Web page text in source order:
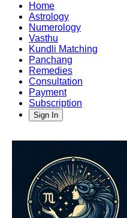
Home
Astrology
Numerology
Vasthu
Kundli Matching
Panchang
Remedies
Consultation
Payment
Subscription
Sign In